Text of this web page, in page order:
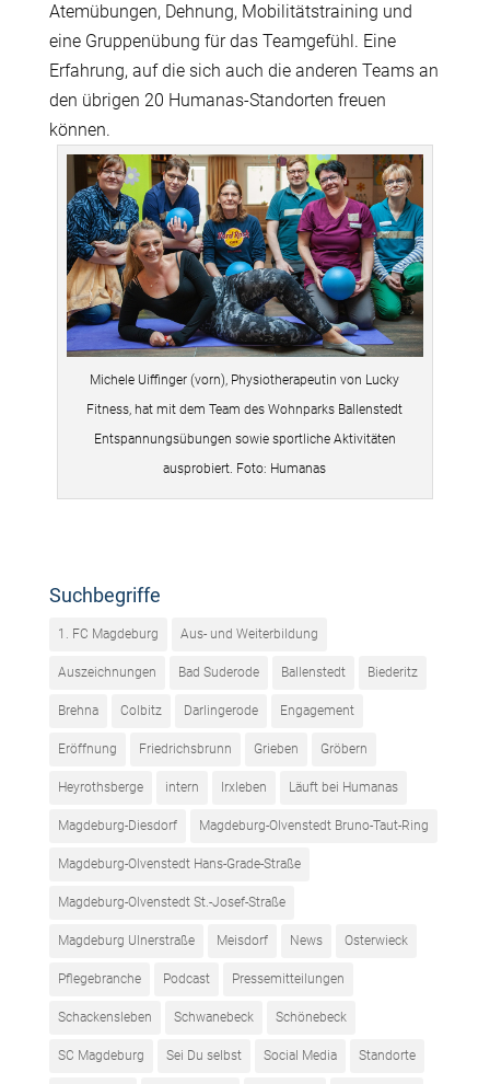
Atemübungen, Dehnung, Mobilitätstraining und
eine Gruppenübung für das Teamgefühl. Eine
Erfahrung, auf die sich auch die anderen Teams an
den übrigen 20 Humanas-Standorten freuen
können.
Michele Uiffinger (vorn), Physiotherapeutin von Lucky
Fitness, hat mit dem Team des Wohnparks Ballenstedt
Entspannungsübungen sowie sportliche Aktivitäten
ausprobiert. Foto: Humanas
Suchbegriffe
1. FC Magdeburg Aus- und Weiterbildung
Auszeichnungen Bad Suderode Ballenstedt Biederitz
Brehna Colbitz Darlingerode Engagement
Eröffnung Friedrichsbrunn Grieben Gröbern
Heyrothsberge intern Irxleben Läuft bei Humanas
Magdeburg-Diesdorf Magdeburg-Olvenstedt Bruno-Taut-Ring
Magdeburg-Olvenstedt Hans-Grade-Straße
Magdeburg-Olvenstedt St.-Josef-Straße
Magdeburg Ulnerstraße Meisdorf News Osterwieck
Pflegebranche Podcast Pressemitteilungen
Schackensleben Schwanebeck Schönebeck
SC Magdeburg Sei Du selbst Social Media Standorte